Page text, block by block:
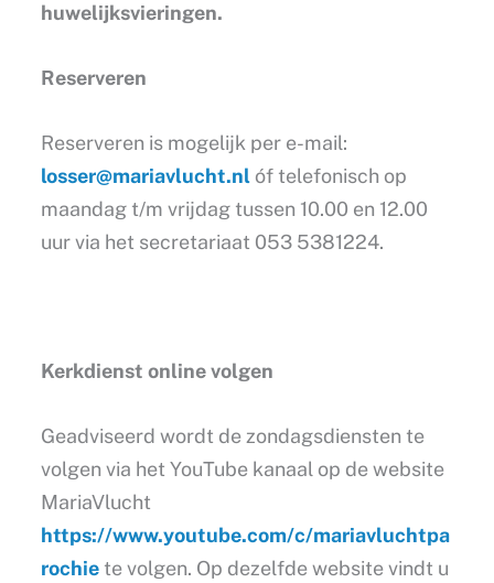
huwelijksvieringen.
Reserveren
Reserveren is mogelijk per e-mail:
losser@mariavlucht.nlóf telefonisch op
maandag t/m vrijdag tussen 10.00 en 12.00
uur via het secretariaat 053 5381224.
Kerkdienst online volgen
Geadviseerd wordt de zondagsdiensten te
volgen via het YouTube kanaal op de website
MariaVlucht
https://www.youtube.com/c/mariavluchtpa
rochiete volgen. Op dezelfde website vindt u